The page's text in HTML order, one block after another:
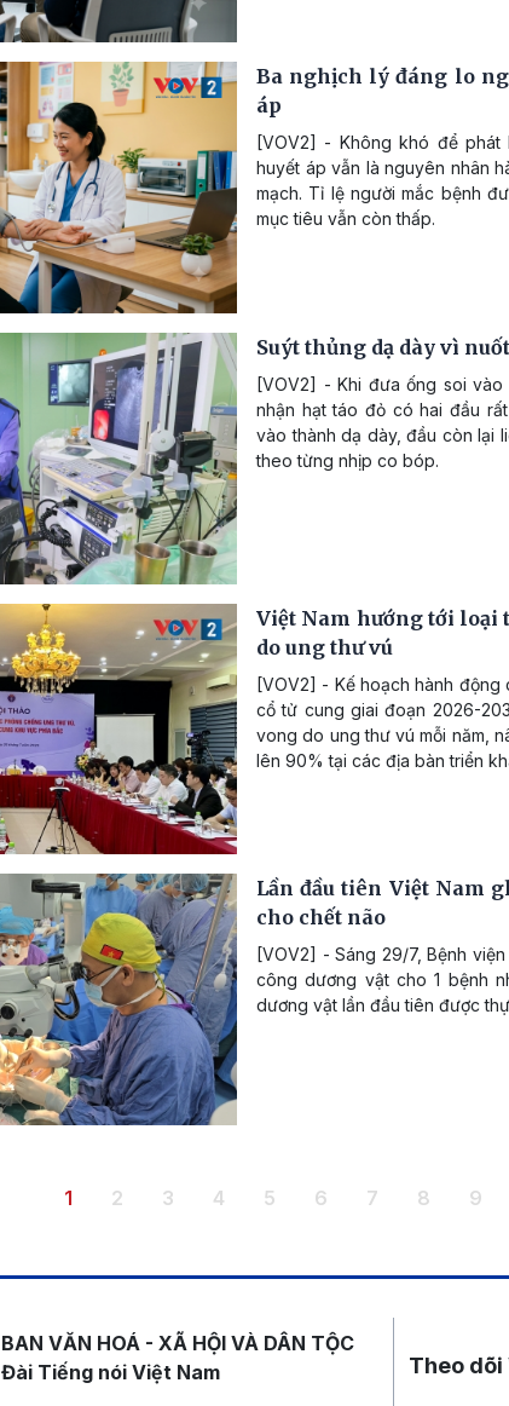
Ba nghịch lý đáng lo
áp
[VOV2] - Không khó để phát
huyết áp vẫn là nguyên nhân
mạch. Tỉ lệ người mắc bệnh
mục tiêu vẫn còn thấp.
Suýt thủng dạ dày vì
[VOV2] - Khi đưa ống soi
nhận hạt táo đỏ có hai đầu
vào thành dạ dày, đầu còn lại
theo từng nhịp co bóp.
Việt Nam hướng tới loại
do ung thư vú
[VOV2] - Kế hoạch hành
cổ tử cung giai đoạn 2026-
vong do ung thư vú mỗi năm,
lên 90% tại các địa bàn triển
Lần đầu tiên Việt Nam
cho chết não
[VOV2] - Sáng 29/7, Bệnh
công dương vật cho 1 bệnh
dương vật lần đầu tiên được
Trang hiện thời
1 Trang
2 Trang
3 Trang
4 Trang
5 Trang
6 Trang
7 Trang
8 9
BAN VĂN HOÁ - XÃ HỘI VÀ DÂN TỘC
Đài Tiếng nói Việt Nam
Theo dõi